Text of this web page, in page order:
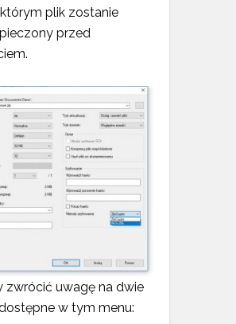
którym plik zostanie
przed
zwrócić uwagę na dwie
w tym menu: